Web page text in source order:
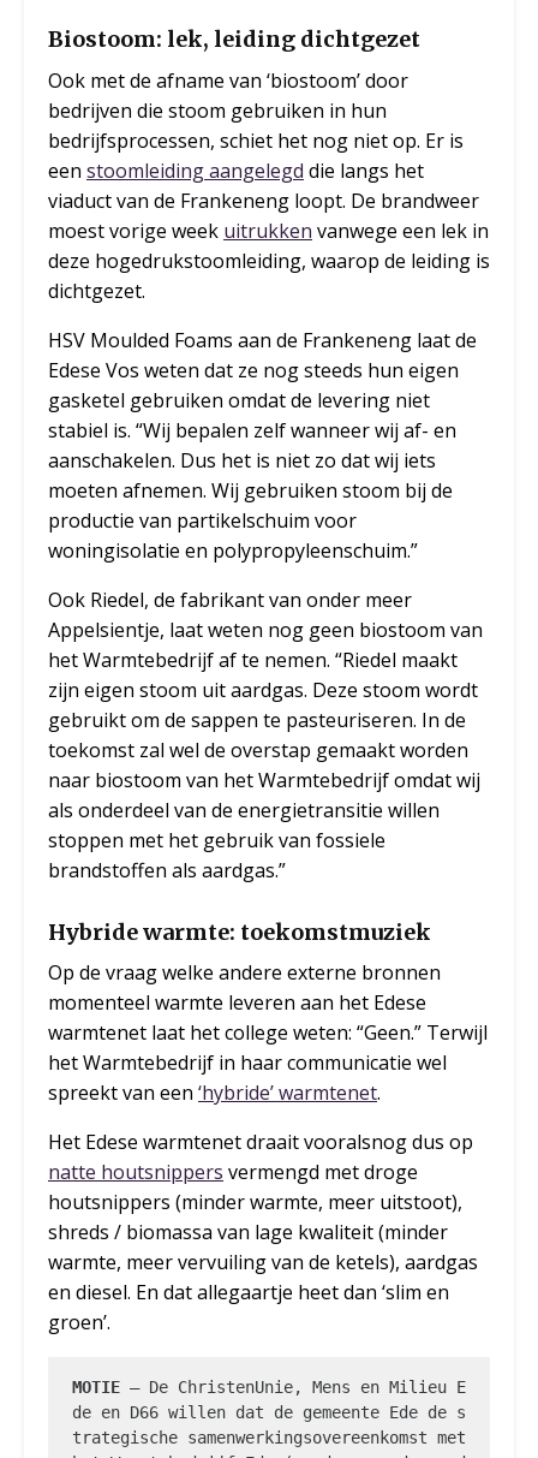
Biostoom: lek, leiding dichtgezet
Ook met de afname van ‘biostoom’ door
bedrijven die stoom gebruiken in hun
bedrijfsprocessen, schiet het nog niet op. Er is
een stoomleiding aangelegd die langs het
viaduct van de Frankeneng loopt. De brandweer
moest vorige week uitrukken vanwege een lek in
deze hogedrukstoomleiding, waarop de leiding is
dichtgezet.
HSV Moulded Foams aan de Frankeneng laat de
Edese Vos weten dat ze nog steeds hun eigen
gasketel gebruiken omdat de levering niet
stabiel is. “Wij bepalen zelf wanneer wij af- en
aanschakelen. Dus het is niet zo dat wij iets
moeten afnemen. Wij gebruiken stoom bij de
productie van partikelschuim voor
woningisolatie en polypropyleenschuim.”
Ook Riedel, de fabrikant van onder meer
Appelsientje, laat weten nog geen biostoom van
het Warmtebedrijf af te nemen. “Riedel maakt
zijn eigen stoom uit aardgas. Deze stoom wordt
gebruikt om de sappen te pasteuriseren. In de
toekomst zal wel de overstap gemaakt worden
naar biostoom van het Warmtebedrijf omdat wij
als onderdeel van de energietransitie willen
stoppen met het gebruik van fossiele
brandstoffen als aardgas.”
Hybride warmte: toekomstmuziek
Op de vraag welke andere externe bronnen
momenteel warmte leveren aan het Edese
warmtenet laat het college weten: “Geen.” Terwijl
het Warmtebedrijf in haar communicatie wel
spreekt van een ‘hybride’ warmtenet.
Het Edese warmtenet draait vooralsnog dus op
natte houtsnippers vermengd met droge
houtsnippers (minder warmte, meer uitstoot),
shreds / biomassa van lage kwaliteit (minder
warmte, meer vervuiling van de ketels), aardgas
en diesel. En dat allegaartje heet dan ‘slim en
groen’.
MOTIE – De ChristenUnie, Mens en Milieu E
de en D66 willen dat de gemeente Ede de s
trategische samenwerkingsovereenkomst met